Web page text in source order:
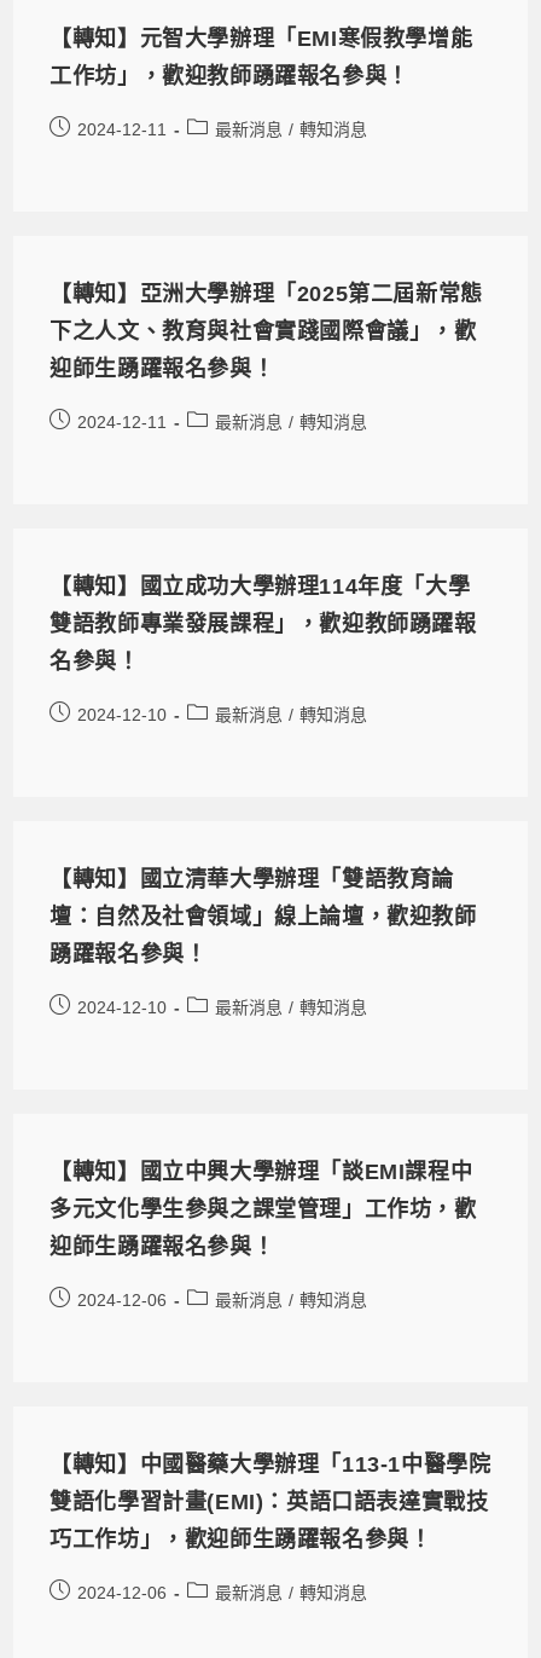
【轉知】元智大學辦理「EMI寒假教學增能
工作坊」，歡迎教師踴躍報名參與！
2024-12-11 最新消息 / 轉知消息
【轉知】亞洲大學辦理「2025第二屆新常態
下之人文、教育與社會實踐國際會議」，歡
迎師生踴躍報名參與！
2024-12-11 最新消息 / 轉知消息
【轉知】國立成功大學辦理114年度「大學
雙語教師專業發展課程」，歡迎教師踴躍報
名參與！
2024-12-10 最新消息 / 轉知消息
【轉知】國立清華大學辦理「雙語教育論
壇：自然及社會領域」線上論壇，歡迎教師
踴躍報名參與！
2024-12-10 最新消息 / 轉知消息
【轉知】國立中興大學辦理「談EMI課程中
多元文化學生參與之課堂管理」工作坊，歡
迎師生踴躍報名參與！
2024-12-06 最新消息 / 轉知消息
【轉知】中國醫藥大學辦理「113-1中醫學院
雙語化學習計畫(EMI)：英語口語表達實戰技
巧工作坊」，歡迎師生踴躍報名參與！
2024-12-06 最新消息 / 轉知消息